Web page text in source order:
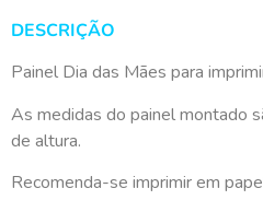
DESCRIÇÃO
Painel Dia das Mães para
As medidas do painel montado
de altura.
Recomenda-se imprimir em